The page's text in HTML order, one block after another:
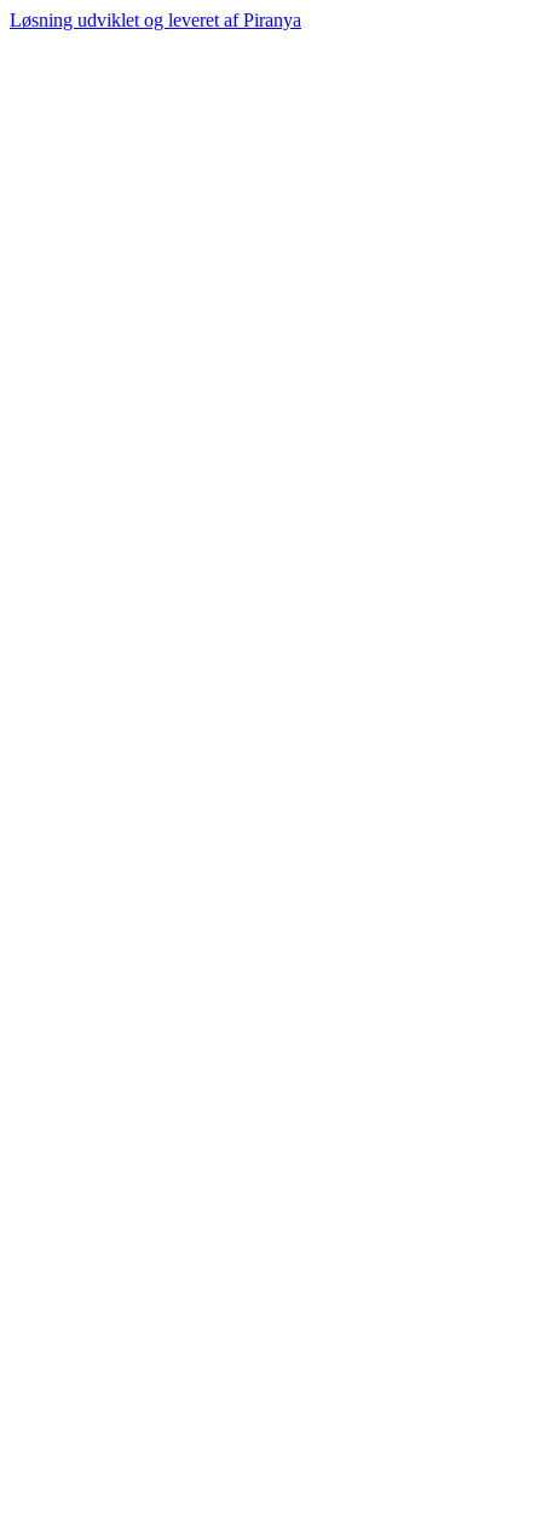
Løsning udviklet og leveret afPiranya